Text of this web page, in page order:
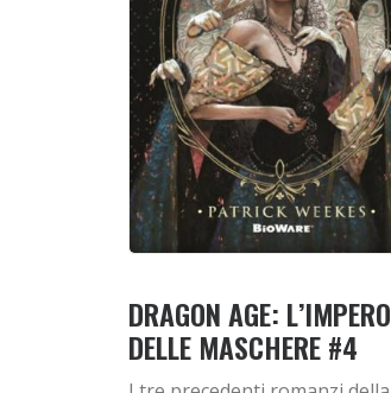
DRAGON AGE: L’IMPERO
DELLE MASCHERE #4